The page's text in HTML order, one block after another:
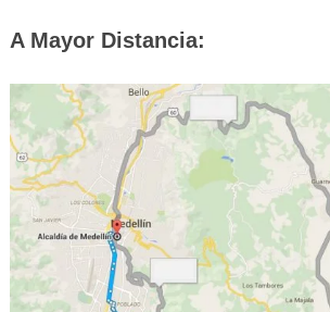
A Mayor Distancia: